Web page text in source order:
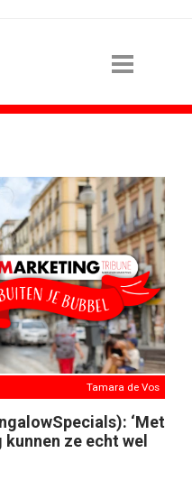
Tamara de Vos
‘Met
ze echt wel